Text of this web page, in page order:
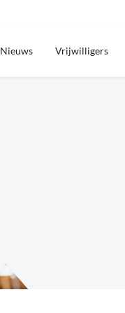
Nieuws Vrijwilligers